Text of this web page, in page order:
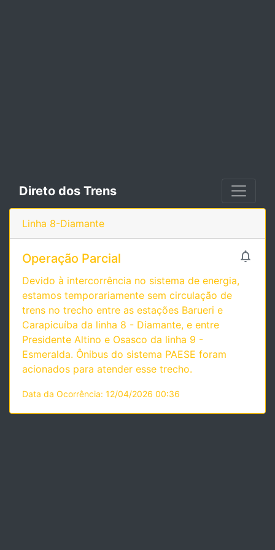
Direto dos Trens
Linha 8-Diamante

Operação Parcial
Devido à intercorrência no sistema de energia,
estamos temporariamente sem circulação de
trens no trecho entre as estações Barueri e
Carapicuíba da linha 8 - Diamante, e entre
Presidente Altino e Osasco da linha 9 -
Esmeralda. Ônibus do sistema PAESE foram
acionados para atender esse trecho.
Data da Ocorrência: 12/04/2026 00:36